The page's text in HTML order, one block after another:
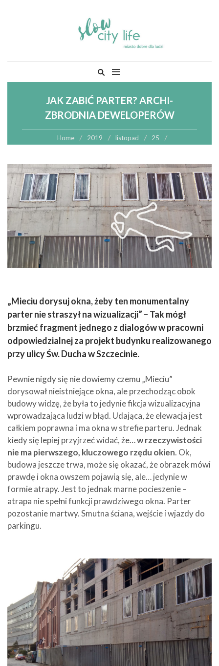
JAK ZABIĆ PARTER? ARCHI-
ZBRODNIA DEWELOPERÓW
Home 2019 listopad 25
„Mieciu dorysuj okna, żeby ten monumentalny
parter nie straszył na wizualizacji” – Tak mógł
brzmieć fragment jednego z dialogów w pracowni
odpowiedzialnej za projekt budynku realizowanego
przy ulicy Św. Ducha w Szczecinie.
Pewnie nigdy się nie dowiemy czemu „Mieciu”
dorysował nieistniejące okna, ale przechodząc obok
budowy widzę, że była to jedynie fikcja wizualizacyjna
wprowadzająca ludzi w błąd. Udająca, że elewacja jest
całkiem poprawna i ma okna w strefie parteru. Jednak
kiedy się lepiej przyjrzeć widać, że…w rzeczywistości
nie ma pierwszego, kluczowego rzędu okien. Ok,
budowa jeszcze trwa, może się okazać, że obrazek mówi
prawdę i okna owszem pojawią się, ale… jedynie w
formie atrapy. Jest to jednak marne pocieszenie –
atrapa nie spełni funkcji prawdziwego okna. Parter
pozostanie martwy. Smutna ściana, wejście i wjazdy do
parkingu.